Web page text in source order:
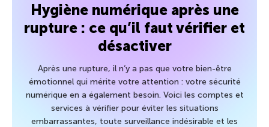
Hygiène numérique après une
rupture : ce qu’il faut vérifier et
désactiver
Après une rupture, il n’y a pas que votre bien-être
émotionnel qui mérite votre attention : votre sécurité
numérique en a également besoin. Voici les comptes et
services à vérifier pour éviter les situations
embarrassantes, toute surveillance indésirable et les